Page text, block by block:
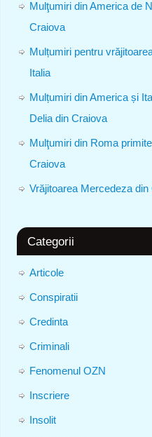
Mulţumiri din America de
Craiova
Mulțumiri pentru
Italia
Mulțumiri din America și
Delia din Craiova
Mulţumiri din Roma
Craiova
Vrăjitoarea Mercedeza
Categorii
Articole
Conspiratii
Credinta
Criminali
Fenomenul OZN
Inscriere
Insolit